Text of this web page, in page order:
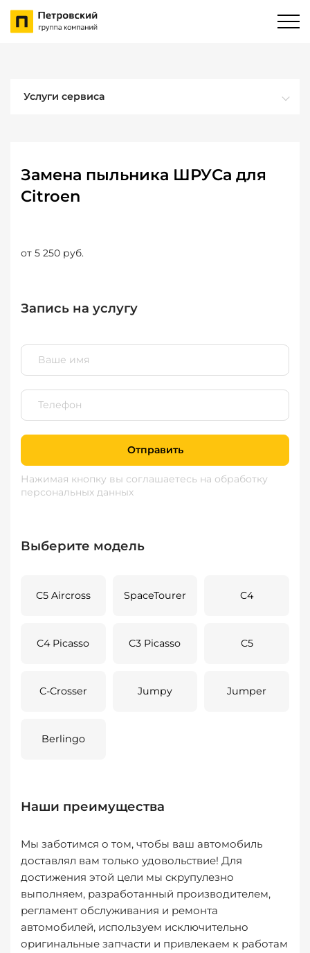
Услуги сервиса
Замена пыльника ШРУСа для
Citroen
от 5 250 руб.
Запись на услугу
Отправить
Нажимая кнопку вы соглашаетесь на обработку
персональных данных
Выберите модель
C5 Aircross SpaceTourer C4
C4 Picasso C3 Picasso C5
C-Crosser Jumpy Jumper
Berlingo
Наши преимущества
Мы заботимся о том, чтобы ваш автомобиль
доставлял вам только удовольствие! Для
достижения этой цели мы скрупулезно
выполняем, разработанный производителем,
регламент обслуживания и ремонта
автомобилей, используем исключительно
оригинальные запчасти и привлекаем к работам